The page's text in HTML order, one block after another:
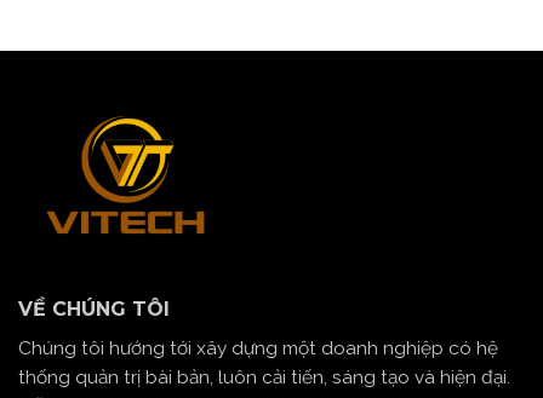
VỀ CHÚNG TÔI
Chúng tôi hướng tới xây dựng một doanh nghiệp có hệ
thống quản trị bài bản, luôn cải tiến, sáng tạo và hiện đại.